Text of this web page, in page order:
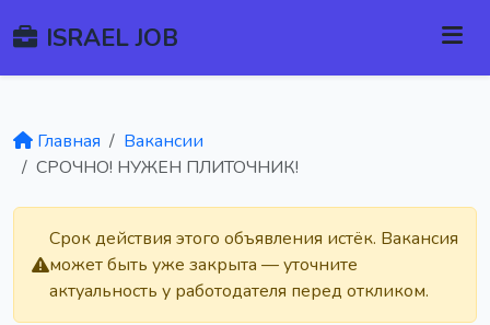
ISRAEL JOB
Главная
Вакансии
СРОЧНО! НУЖEН ПЛИТОЧНИК!
Срок действия этого объявления истёк. Вакансия
может быть уже закрыта — уточните
актуальность у работодателя перед откликом.